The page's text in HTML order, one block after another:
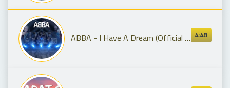
4:48
ABBA - I Have A Dream (Official Lyric Video)